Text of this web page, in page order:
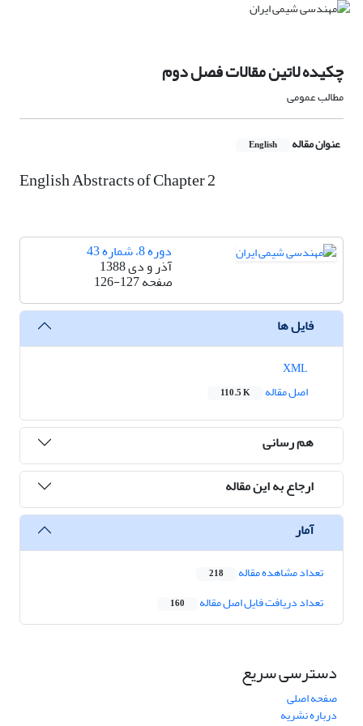
چکیده لاتین مقالات فصل دوم
مطالب عمومی
عنوان مقاله English
English Abstracts of Chapter 2
دوره 8، شماره 43
آذر و دی 1388
صفحه126-127
فایل ها
اصل مقاله
110.5 K
هم رسانی
ارجاع به این مقاله
آمار
تعداد مشاهده مقاله 218
تعداد دریافت فایل اصل مقاله 160
دسترسی سریع
صفحه اصلی
درباره نشریه